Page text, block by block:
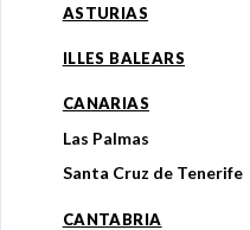
ASTURIAS
ILLES BALEARS
CANARIAS
Las Palmas
Santa Cruz de Tenerife
CANTABRIA